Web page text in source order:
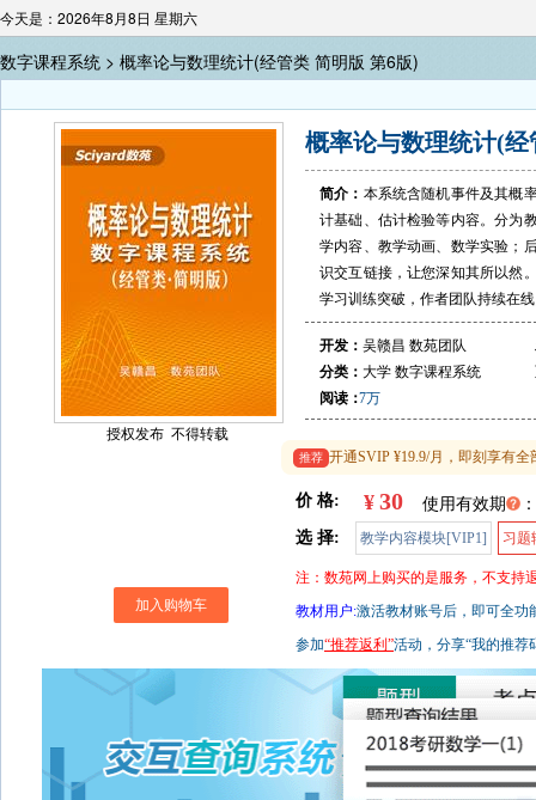
今天是：2026年8月8日 星期六
数字课程系统 > 概率论与数理统计(经管类 简明版 第6版)
授权发布 不得转载
概率论与数理统计(
简介： 本系统含随机事件及其概
计基础、估计检验等内容。分为
学内容、教学动画、数学实验；
识交互链接，让您深知其所以然
学习训练突破，作者团队持续在
开发： 吴赣昌 数苑团队
分类： 大学 数字课程系统
阅读：7万
推荐 开通SVIP ¥19.9/月，即刻享有
价 格: ¥ 30 使用有效期
：
选 择:
教学内容模块[VIP1] 习题
注：数苑网上购买的是服务，不支持
教材用户:激活教材账号后，即可全功
参加“推荐返利”活动，分享“我的推荐
加入购物车